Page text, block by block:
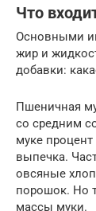
Что
Основными
жир и
добавки:
Пшеничная
со средним
муке
выпечка.
овсяные
порошок. Но
массы муки.